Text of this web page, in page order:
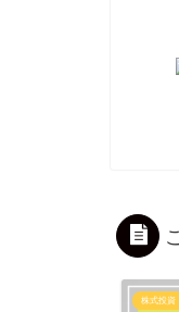
株式投資